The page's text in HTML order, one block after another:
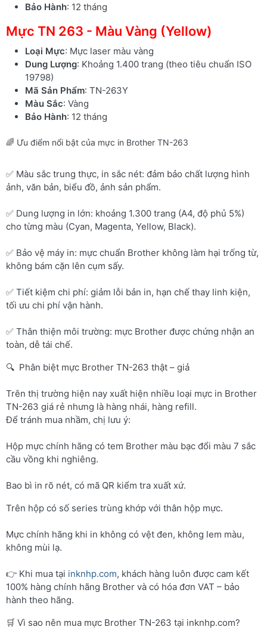
Bảo Hành: 12 tháng
Mực TN 263 - Màu Vàng (Yellow)
Loại Mực: Mực laser màu vàng
Dung Lượng: Khoảng 1.400 trang (theo tiêu chuẩn ISO
19798)
Mã Sản Phẩm: TN-263Y
Màu Sắc: Vàng
Bảo Hành: 12 tháng
🌈 Ưu điểm nổi bật của mực in Brother TN-263
✅ Màu sắc trung thực, in sắc nét: đảm bảo chất lượng hình
ảnh, văn bản, biểu đồ, ảnh sản phẩm.
✅ Dung lượng in lớn: khoảng 1.300 trang (A4, độ phủ 5%)
cho từng màu (Cyan, Magenta, Yellow, Black).
✅ Bảo vệ máy in: mực chuẩn Brother không làm hại trống từ,
không bám cặn lên cụm sấy.
✅ Tiết kiệm chi phí: giảm lỗi bản in, hạn chế thay linh kiện,
tối ưu chi phí vận hành.
✅ Thân thiện môi trường: mực Brother được chứng nhận an
toàn, dễ tái chế.
🔍 Phân biệt mực Brother TN-263 thật – giả
Trên thị trường hiện nay xuất hiện nhiều loại mực in Brother
TN-263 giá rẻ nhưng là hàng nhái, hàng refill.
Để tránh mua nhầm, chị lưu ý:
Hộp mực chính hãng có tem Brother màu bạc đổi màu 7 sắc
cầu vồng khi nghiêng.
Bao bì in rõ nét, có mã QR kiểm tra xuất xứ.
Trên hộp có số series trùng khớp với thân hộp mực.
Mực chính hãng khi in không có vệt đen, không lem màu,
không mùi lạ.
👉 Khi mua tại inknhp.com, khách hàng luôn được cam kết
100% hàng chính hãng Brother và có hóa đơn VAT – bảo
hành theo hãng.
🛒 Vì sao nên mua mực Brother TN-263 tại inknhp.com?